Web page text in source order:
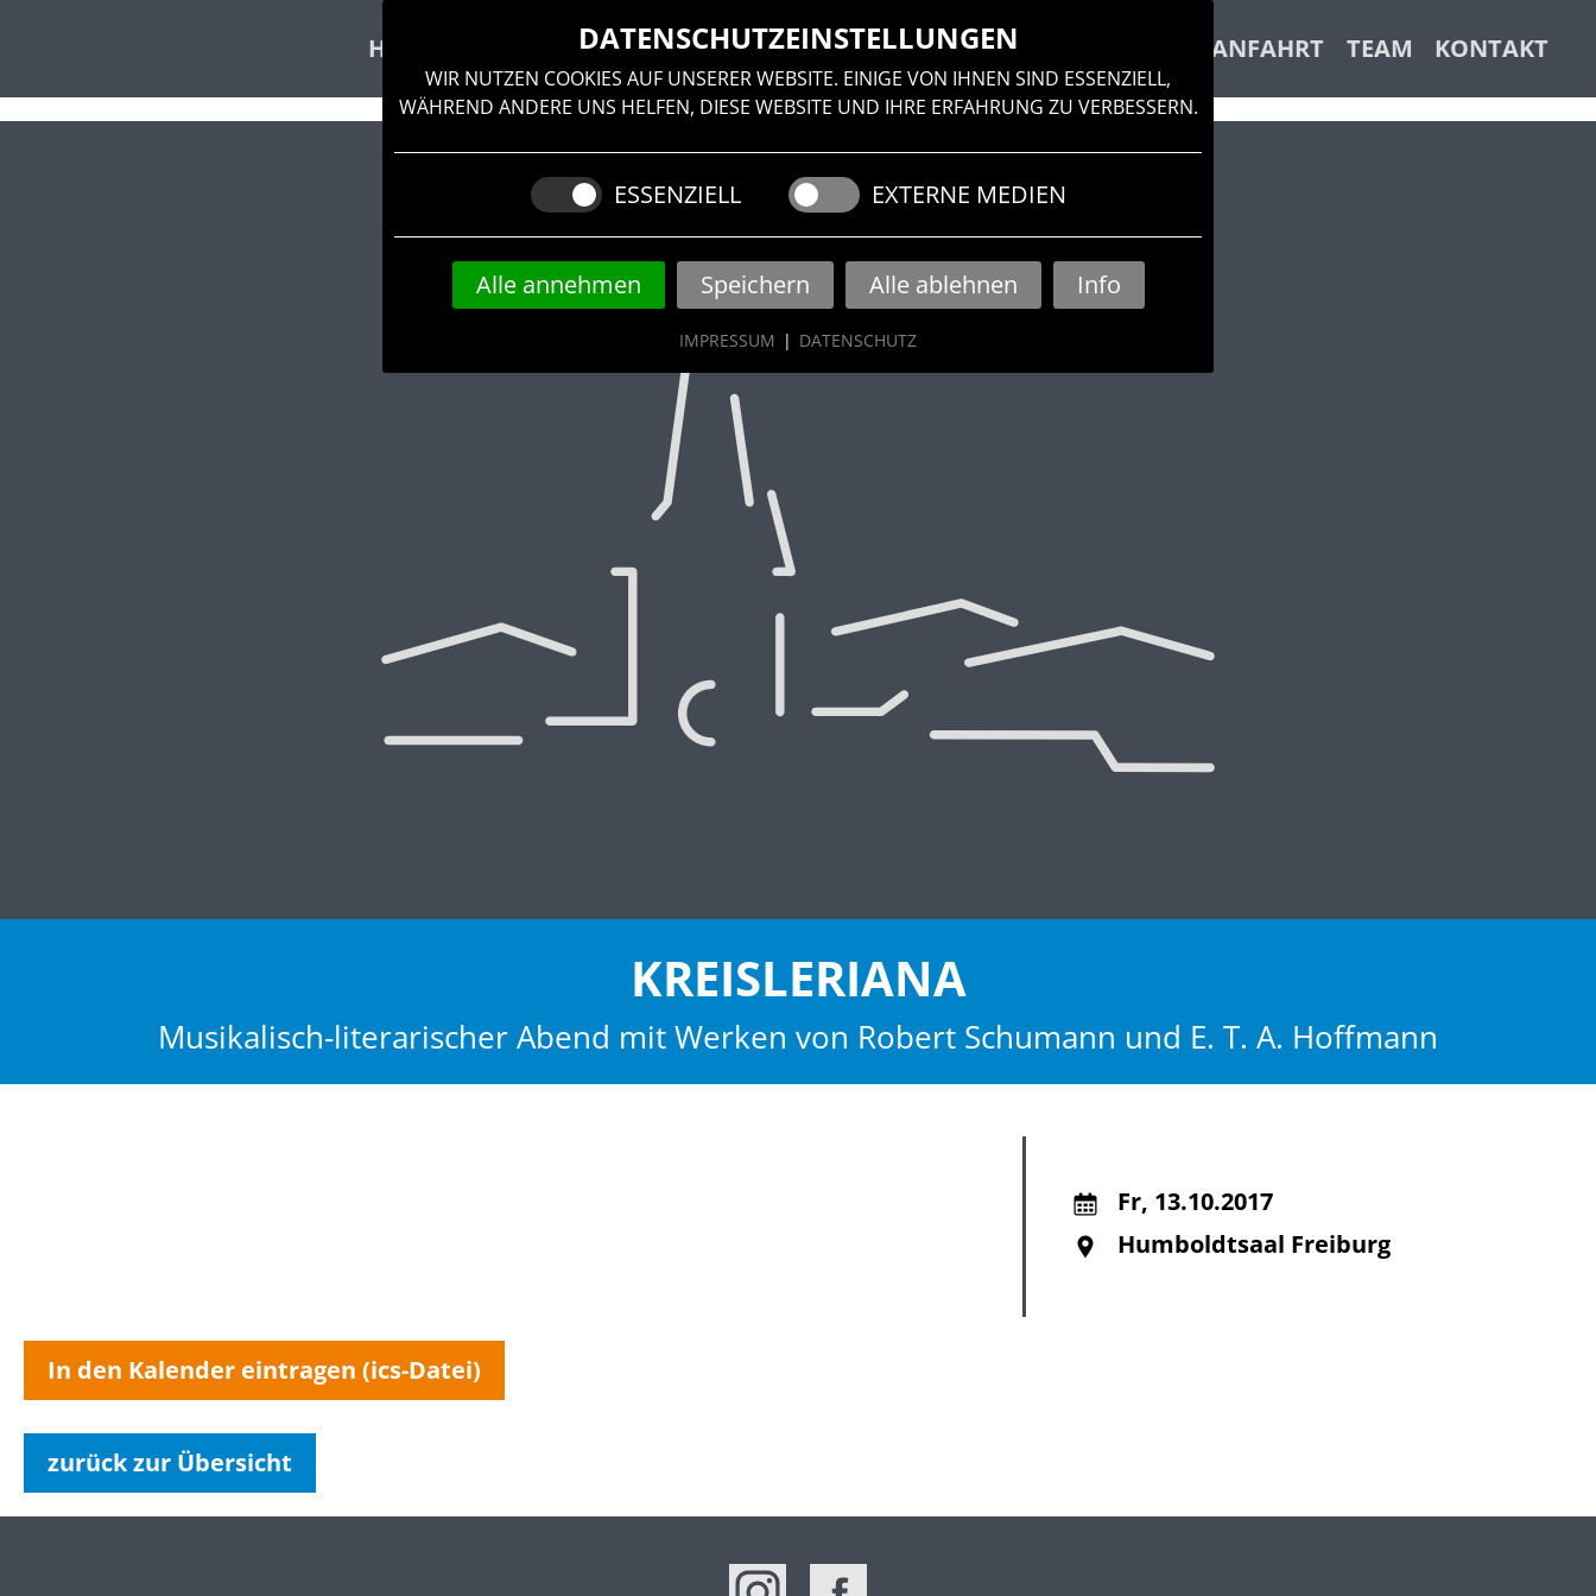
HOME VERANSTALTUNGEN ÜBER UNS / DACHLUKE \ ANFAHRT TEAM KONTAKT
KREISLERIANA
Musikalisch-literarischer Abend mit Werken von Robert Schumann und E. T. A. Hoffmann
Fr, 13.10.2017
Humboldtsaal Freiburg
In den Kalender eintragen (ics-Datei)
zurück zur Übersicht
DATENSCHUTZEINSTELLUNGEN
WIR NUTZEN COOKIES AUF UNSERER WEBSITE. EINIGE VON IHNEN SIND ESSENZIELL,
WÄHREND ANDERE UNS HELFEN, DIESE WEBSITE UND IHRE ERFAHRUNG ZU VERBESSERN.
ESSENZIELL EXTERNE MEDIEN
Alle annehmen Speichern Alle ablehnen Info
IMPRESSUM | DATENSCHUTZ